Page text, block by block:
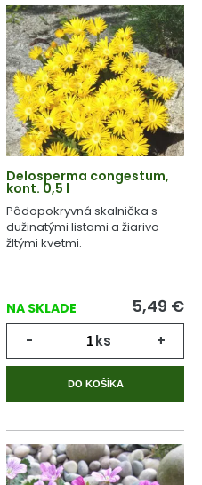
Delosperma congestum,
kont. 0,5 l
Pôdopokryvná skalnička s
dužinatými listami a žiarivo
žltými kvetmi.
NA SKLADE 5,49 €
- ks +
DO KOŠÍKA